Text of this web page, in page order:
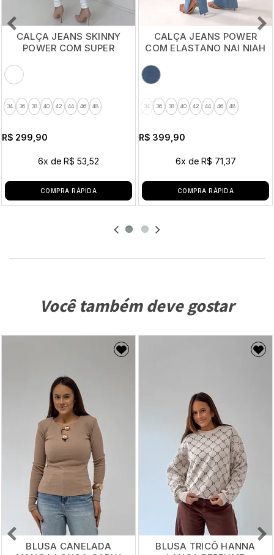
CALÇA JEANS SKINNY
POWER COM SUPER
34 36 38 40 42 44 46 48
R$ 299,90
6x de R$ 53,52
COMPRA RÁPIDA
CALÇA JEANS POWER
COM ELASTANO NAI NIAH
34 36 38 40 42 44 46 48
R$ 399,90
6x de R$ 71,37
COMPRA RÁPIDA
Você também deve gostar
BLUSA CANELADA
BLUSA TRICÔ HANNA